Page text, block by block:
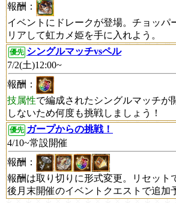
報酬：
イベントにドレークが登場。チョッパ
リアして虹カメ姫を手に入れよう。
優先 シングルマッチvsペル
7/2(土)12:00~
報酬：
技属性で編成されたシングルマッチが
しないため何度も挑戦しましょう！
優先 ガープからの挑戦！
4/10~常設開催
報酬：
報酬は取り切りに形式変更。リセット
後月末開催のイベントクエストで追加